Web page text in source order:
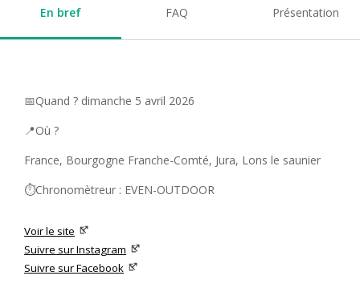
En bref FAQ Présentation
📅Quand ? dimanche 5 avril 2026
📍Où ?
France, Bourgogne Franche-Comté, Jura, Lons le saunier
⏱️Chronomètreur : EVEN-OUTDOOR
Voir le site
Suivre sur Instagram
Suivre sur Facebook